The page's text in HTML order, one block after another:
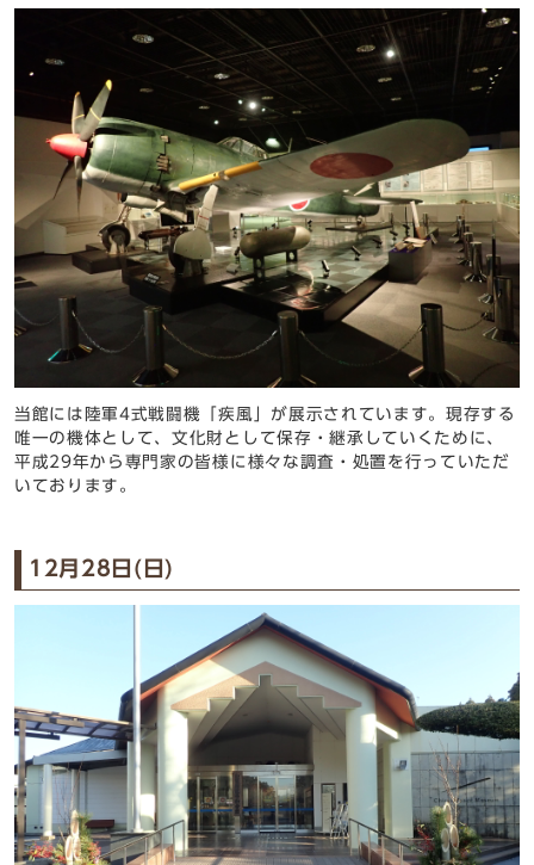
当館には陸軍4式戦闘機「疾風」が展示されています。現存する
唯一の機体として、文化財として保存・継承していくために、
平成29年から専門家の皆様に様々な調査・処置を行っていただ
いております。
12月28日(日)